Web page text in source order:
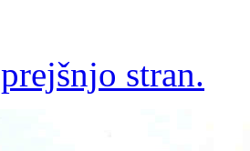
prejšnjo stran.